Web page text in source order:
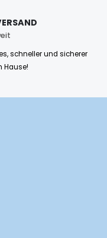
schneller und sicherer
Hause!